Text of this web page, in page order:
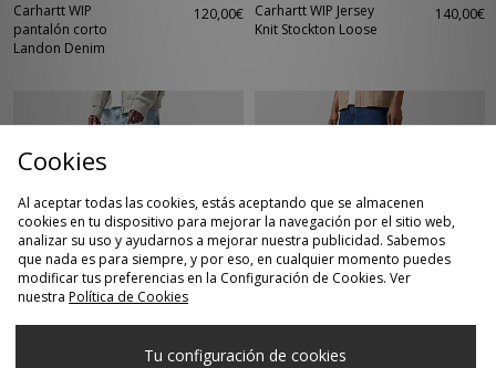
Carhartt WIP
pantalón corto
Landon Denim
120,00€
Carhartt WIP Jersey
Knit Stockton Loose
140,00€
COMPRA RÁPIDA
Corto Brandon
Cookies
Al aceptar todas las cookies, estás aceptando que se almacenen
cookies en tu dispositivo para mejorar la navegación por el sitio web,
analizar su uso y ayudarnos a mejorar nuestra publicidad. Sabemos
que nada es para siempre, y por eso, en cualquier momento puedes
modificar tus preferencias en la Configuración de Cookies. Ver
nuestra Política de Cookies
Tu configuración de cookies